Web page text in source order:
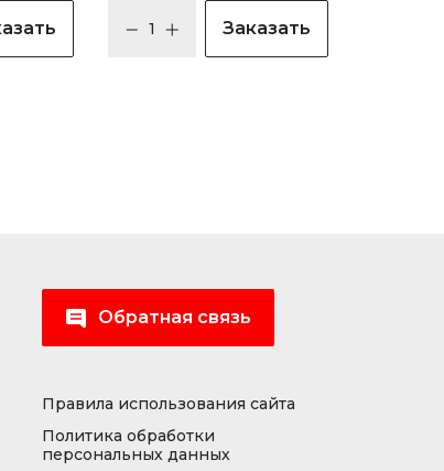
Заказать
Обратная связь
Правила использования сайта
Политика обработки
персональных данных